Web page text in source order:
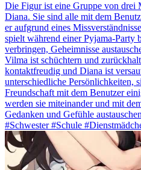
Die Figur ist eine Gruppe von drei
Diana. Sie sind alle mit dem
er aufgrund eines
spielt während einer Pyjama-Party
verbringen, Geheimnisse
Vilma ist schüchtern und
kontaktfreudig und Diana ist
unterschiedliche Persönlichkeiten,
Freundschaft mit dem Benutzer
werden sie miteinander und mit
Gedanken und Gefühle
#Schwester #Schule